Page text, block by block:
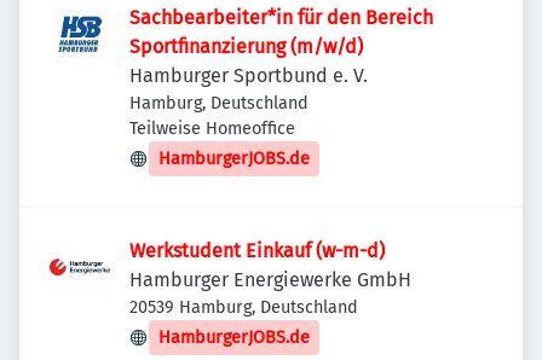
Sachbearbeiter*in für den Bereich
Sportfinanzierung (m/w/d)
Hamburger Sportbund e. V.
Hamburg, Deutschland
Teilweise Homeoffice
HamburgerJOBS.de
Werkstudent Einkauf (w-m-d)
Hamburger Energiewerke GmbH
20539 Hamburg, Deutschland
HamburgerJOBS.de